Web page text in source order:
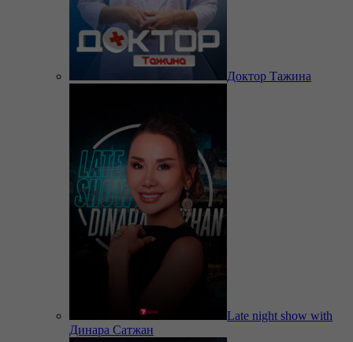
Доктор Тажина
Late night show with
Динара Сатжан